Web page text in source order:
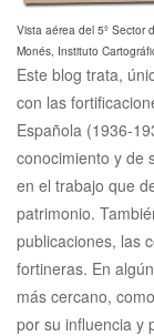
Vista aérea del 5º Sector
Monés, Instituto
Este blog trata,
con las
Española (1936-
conocimiento y de
en el trabajo que
patrimonio.
publicaciones, las
fortineras. En
más cercano,
por su influencia y